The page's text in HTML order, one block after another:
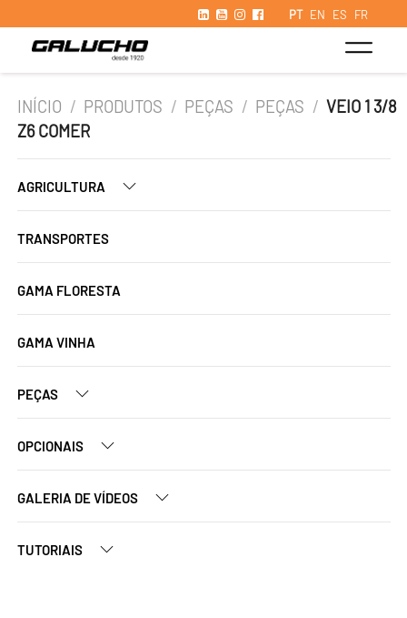
PT EN ES FR
INÍCIO / PRODUTOS / PEÇAS / PEÇAS / VEIO 1 3/8
Z6 COMER
AGRICULTURA
TRANSPORTES
GAMA FLORESTA
GAMA VINHA
PEÇAS
OPCIONAIS
GALERIA DE VÍDEOS
TUTORIAIS